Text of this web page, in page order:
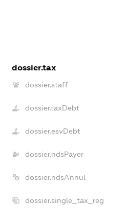
dossier.tax
dossier.staff
dossier.taxDebt
dossier.esvDebt
dossier.ndsPayer
dossier.ndsAnnul
dossier.single_tax_reg